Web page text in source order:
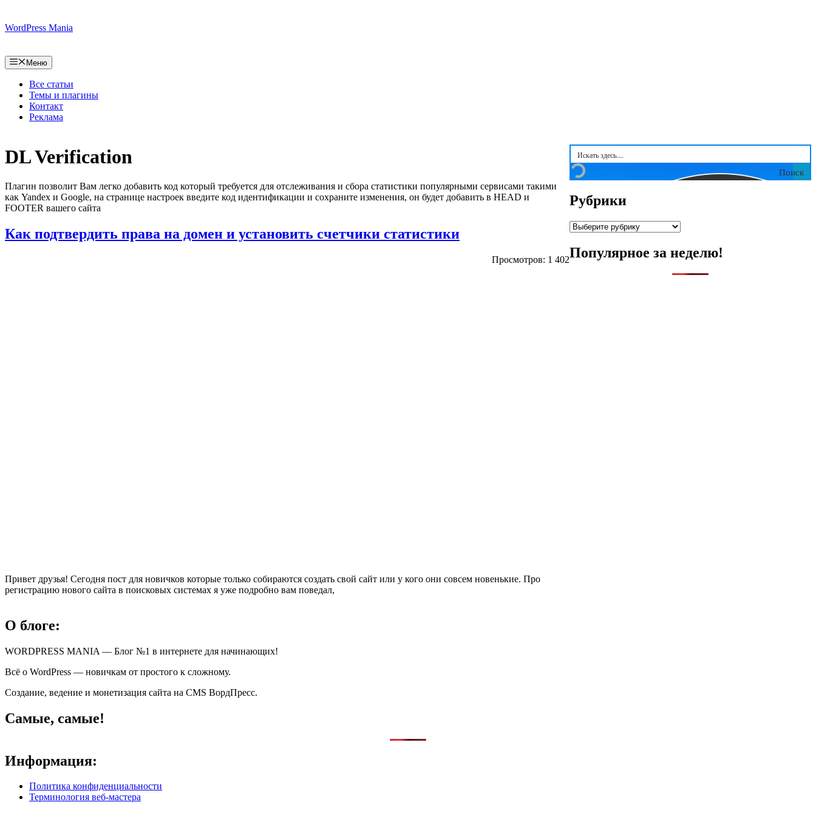
к
WordPress Mania
Меню
Все статьи
Темы и плагины
Контакт
Реклама
DL Verification
Плагин позволит Вам легко добавить код который требуется для отслеживания и сбора статистики популярными сервисами такими
как Yandex и Google, на странице настроек введите код идентификации и сохраните изменения, он будет добавить в HEAD и
FOOTER вашего сайта
Как подтвердить права на домен и установить счетчики статистики
Просмотров: 1 402
Привет друзья! Сегодня пост для новичков которые только собираются создать свой сайт или у кого они совсем новенькие. Про
регистрацию нового сайта в поисковых системах я уже подробно вам поведал,
Поиск
Рубрики
Рубрики
Популярное за неделю!
О блоге:
WORDPRESS MANIA — Блог №1 в интернете для начинающих!
Всё о WordPress — новичкам от простого к сложному.
Создание, ведение и монетизация сайта на CMS ВордПресс.
Самые, самые!
Информация:
Политика конфиденциальности
Терминология веб-мастера